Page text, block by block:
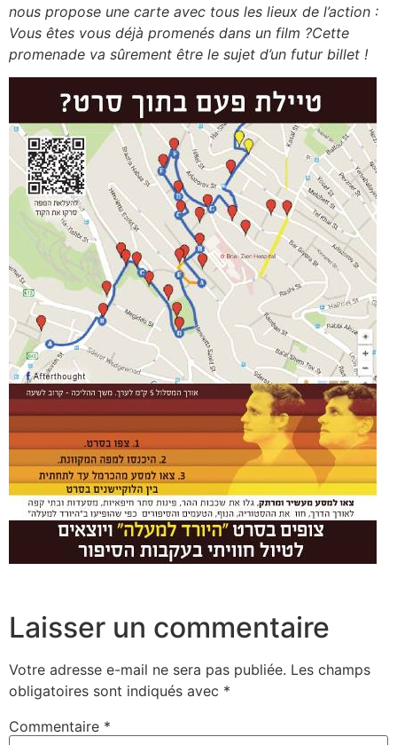
nous propose une carte avec tous les lieux de l’action :
Vous êtes vous déjà promenés dans un film ?Cette
promenade va sûrement être le sujet d’un futur billet !
Laisser un commentaire
Votre adresse e-mail ne sera pas publiée. Les champs
obligatoires sont indiqués avec *
Commentaire *